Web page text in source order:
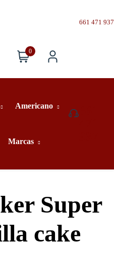
661 471 937
0
Americano
Marcas
661
Super
cake